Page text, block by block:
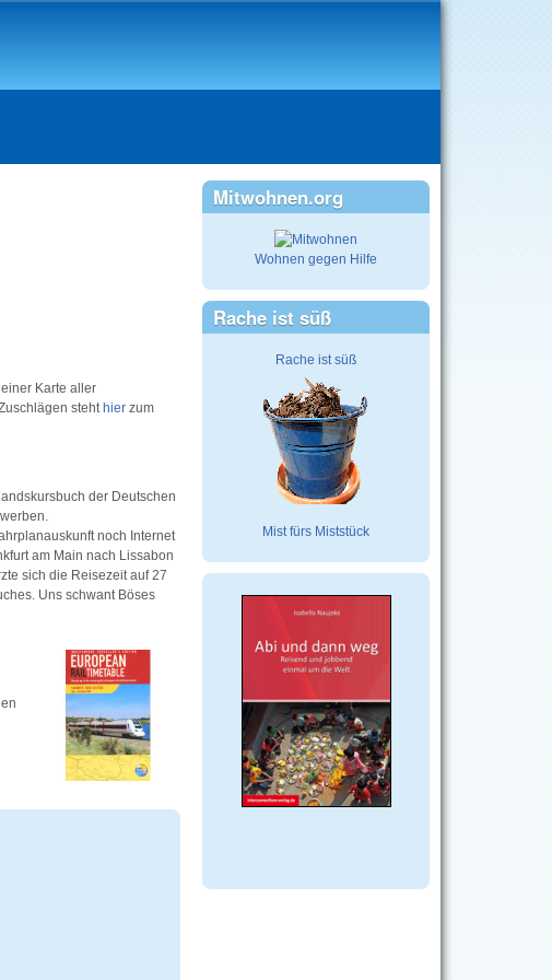
Karte aller
steht hier zum
der Deutschen
noch Internet
am Main nach Lissabon
sich die Reisezeit auf 27
Uns schwant Böses
Mitwohnen.org
Wohnen gegen Hilfe
Rache ist süß
Rache ist süß
Mist fürs Miststück